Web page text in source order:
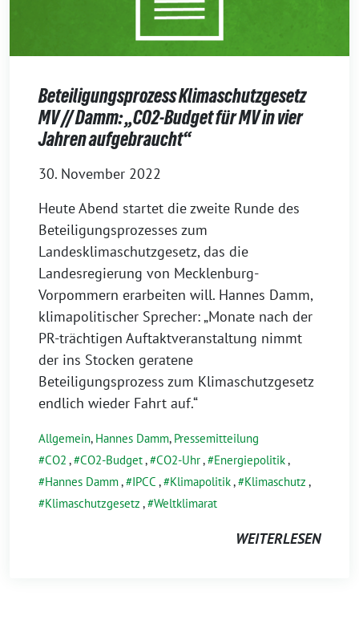
Beteiligungsprozess Klimaschutzgesetz
MV // Damm: „CO2-Budget für MV in vier
Jahren aufgebraucht“
30. November 2022
Heute Abend startet die zweite Runde des
Beteiligungsprozesses zum
Landesklimaschutzgesetz, das die
Landesregierung von Mecklenburg-
Vorpommern erarbeiten will. Hannes Damm,
klimapolitischer Sprecher: „Monate nach der
PR-trächtigen Auftaktveranstaltung nimmt
der ins Stocken geratene
Beteiligungsprozess zum Klimaschutzgesetz
endlich wieder Fahrt auf.“
Allgemein, Hannes Damm, Pressemitteilung
CO2 , CO2-Budget, CO2-Uhr, Energiepolitik,
Hannes Damm, IPCC , Klimapolitik, Klimaschutz ,
Klimaschutzgesetz , Weltklimarat
WEITERLESEN